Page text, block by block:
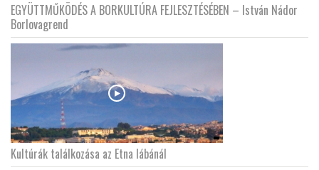
EGYÜTTMŰKÖDÉS A BORKULTÚRA FEJLESZTÉSÉBEN – István Nádor
Borlovagrend
Kultúrák találkozása az Etna lábánál